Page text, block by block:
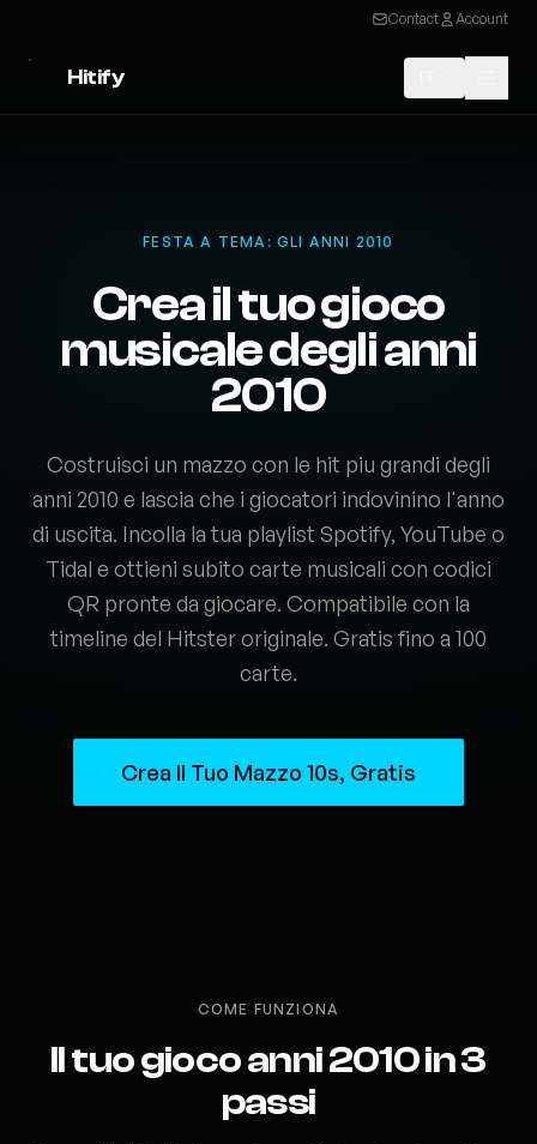
Contact Account
Hitify
FESTA A TEMA: GLI ANNI 2010
Crea il tuo gioco
musicale degli anni
2010
Costruisci un mazzo con le hit piu grandi degli
anni 2010 e lascia che i giocatori indovinino l'anno
di uscita. Incolla la tua playlist Spotify, YouTube o
Tidal e ottieni subito carte musicali con codici
QR pronte da giocare. Compatibile con la
timeline del Hitster originale. Gratis fino a 100
carte.
Crea Il Tuo Mazzo 10s, Gratis
COME FUNZIONA
Il tuo gioco anni 2010 in 3
passi